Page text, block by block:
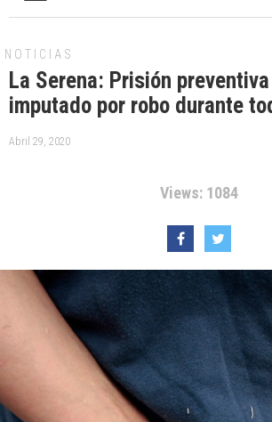
NOTICIAS
La Serena: Prisión
imputado por robo durante
Abril 29, 2020
Views: 1084